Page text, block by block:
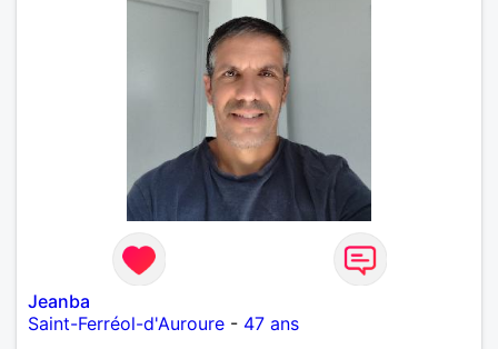
Jeanba
Saint-Ferréol-d'Auroure - 47 ans